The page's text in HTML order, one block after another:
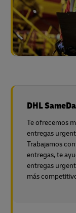
DHL
Te ofrecemos
entregas
Trabajamos
entregas, te
entregas
más